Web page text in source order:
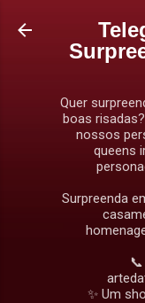
Pular
Quer
boas
nossos
queens
Surpreenda
✨ Um